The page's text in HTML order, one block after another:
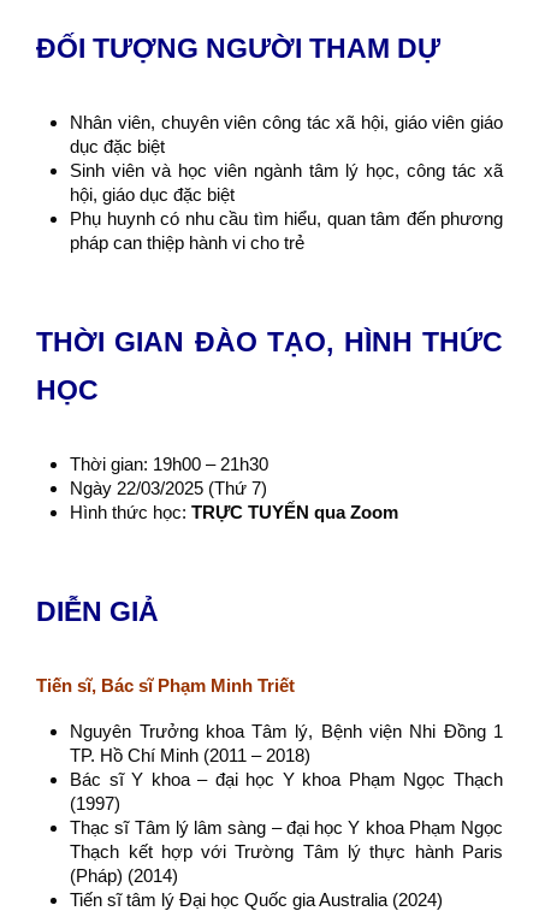
ĐỐI TƯỢNG NGƯỜI THAM DỰ
Nhân viên, chuyên viên công tác xã hội, giáo viên giáo
dục đặc biệt
Sinh viên và học viên ngành tâm lý học, công tác xã
hội, giáo dục đặc biệt
Phụ huynh có nhu cầu tìm hiểu, quan tâm đến phương
pháp can thiệp hành vi cho trẻ
THỜI GIAN ĐÀO TẠO, HÌNH THỨC
HỌC
Thời gian: 19h00 – 21h30
Ngày 22/03/2025 (Thứ 7)
Hình thức học:TRỰC TUYẾN qua Zoom
DIỄN GIẢ
Tiến sĩ, Bác sĩ Phạm Minh Triết
Nguyên Trưởng khoa Tâm lý, Bệnh viện Nhi Đồng 1
TP. Hồ Chí Minh (2011 – 2018)
Bác sĩ Y khoa – đại học Y khoa Phạm Ngọc Thạch
(1997)
Thạc sĩ Tâm lý lâm sàng – đại học Y khoa Phạm Ngọc
Thạch kết hợp với Trường Tâm lý thực hành Paris
(Pháp) (2014)
Tiến sĩ tâm lý Đại học Quốc gia Australia (2024)